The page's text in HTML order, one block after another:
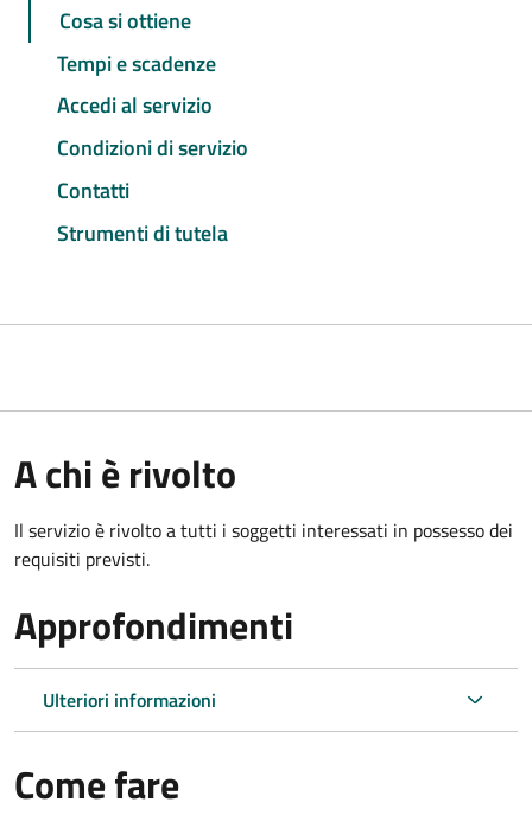
Cosa si ottiene
Tempi e scadenze
Accedi al servizio
Condizioni di servizio
Contatti
Strumenti di tutela
A chi è rivolto
Il servizio è rivolto a tutti i soggetti interessati in possesso dei
requisiti previsti.
Approfondimenti
Ulteriori informazioni
Come fare